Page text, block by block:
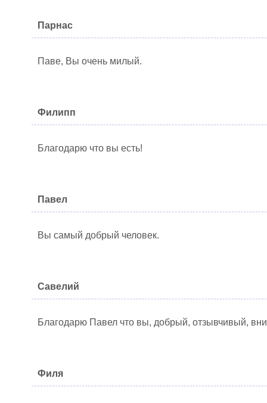
Парнас
Паве, Вы очень милый.
Филипп
Благодарю что вы есть!
Павел
Вы самый добрый человек.
Савелий
Благодарю Павел что вы, добрый, отзывчивый,
Филя